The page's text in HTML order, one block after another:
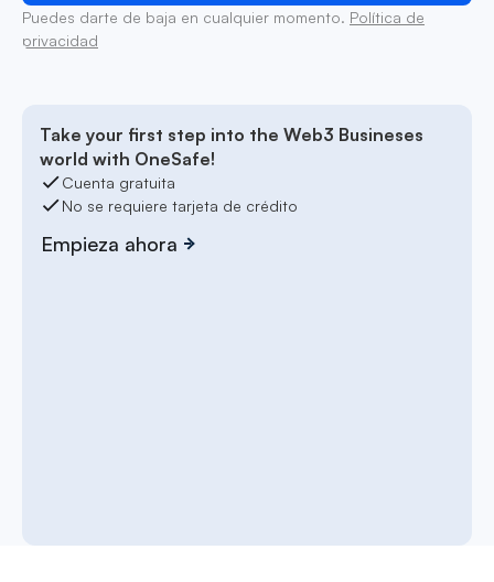
Puedes darte de baja en cualquier momento. Política de
privacidad
Take your first step into the Web3 Busineses
world with OneSafe!
Cuenta gratuita
No se requiere tarjeta de crédito
Empieza ahora